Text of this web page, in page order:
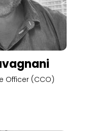
Officer (CCO)